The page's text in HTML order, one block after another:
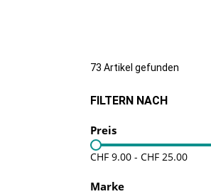
73 Artikel gefunden
FILTERN NACH
Preis
CHF 9.00 - CHF 25.00
Marke